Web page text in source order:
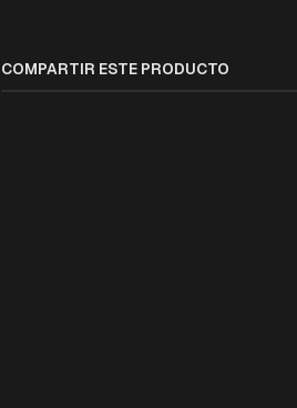
COMPARTIR ESTE PRODUCTO